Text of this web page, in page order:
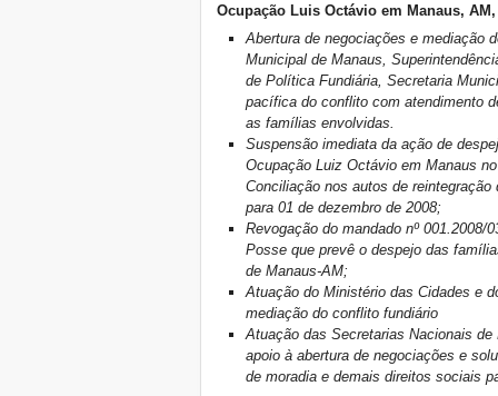
Ocupação Luis Octávio em Manaus, AM,
Abertura de negociações e mediação
Municipal de Manaus,
de Política Fundiária, Secretaria
pacífica do conflito com atendimento
as famílias envolvidas.
Suspensão imediata da ação de
Ocupação Luiz Octávio em Manaus
Conciliação nos autos de
para 01 de dezembro de 2008;
Revogação do mandado nº 001.2008/
Posse que prevê o despejo das
de Manaus-AM;
Atuação do Ministério das Cidades e
mediação do conflito fundiário
Atuação das Secretarias Nacionais
apoio à abertura de negociações e
de moradia e demais direitos sociais